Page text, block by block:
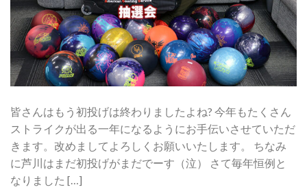
皆さんはもう初投げは終わりましたよね? 今年もたくさん
ストライクが出る一年になるようにお手伝いさせていただ
きます。改めましてよろしくお願いいたします。 ちなみ
に芦川はまだ初投げがまだでーす（泣） さて毎年恒例と
なりました […]